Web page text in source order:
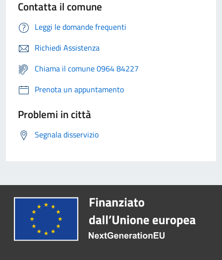
Contatta il comune
Leggi le domande frequenti
Richiedi Assistenza
Chiama il comune 0964 84227
Prenota un appuntamento
Problemi in città
Segnala disservizio